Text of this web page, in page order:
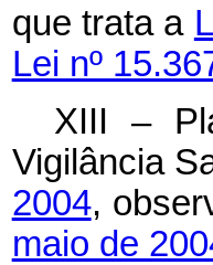
que trata a
Lei nº
XIII –
Vigilância
2004,
maio de